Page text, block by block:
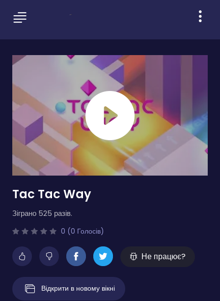
Tac Tac Way
Зіграно 525 разів.
0 (0 Голосів)
Не працює?
Відкрити в новому вікні